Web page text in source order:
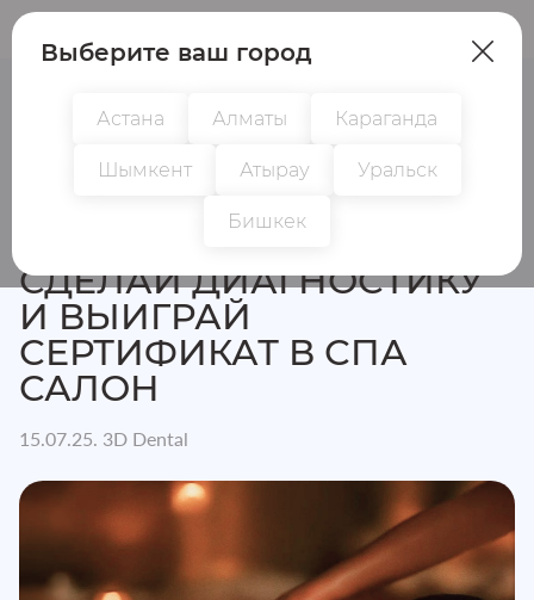
Сделай диагностику и выиграй
СДЕЛАЙ ДИАГНОСТИКУ
И ВЫИГРАЙ
СЕРТИФИКАТ В СПА
САЛОН
15.07.25. 3D Dental
Выберите ваш город
Астана Алматы Караганда
Шымкент Атырау Уральск
Бишкек